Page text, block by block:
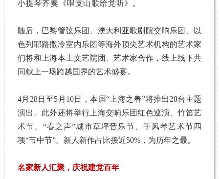
小提琴齐奏《唱支山歌给党听》。
随后，巴黎管弦乐团、澳大利亚歌剧院交响乐团、以
色列耶路撒冷室内乐团等海外顶尖艺术机构的艺术家
们将和上海本土文艺院团、艺术家合作，线上线下共
同献上一场跨越国界的艺术盛宴。
4月28日至5月10日，本届“上海之春”将推出28台主题
演出。此外还将举行上海交响乐团红色巡演、竹笛艺
术节、“春之声”城市草坪音乐节、手风琴艺术节四
项“节中节”。新人新作占比接近50%，为历年之最。
名家新人汇聚，庆祝建党百年